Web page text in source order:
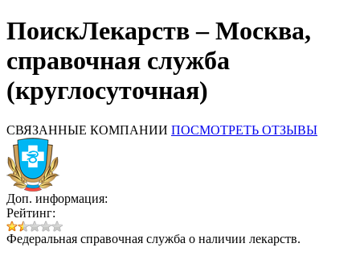
ПоискЛекарств – Москва,
справочная служба
(круглосуточная)
СВЯЗАННЫЕ КОМПАНИИ ПОСМОТРЕТЬ ОТЗЫВЫ
Доп. информация:
Рейтинг:
Федеральная справочная служба о наличии лекарств.